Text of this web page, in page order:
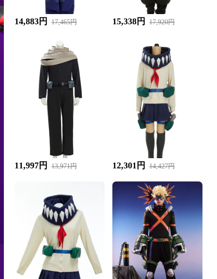
14,883円 17,465円 15,338円 17,920円
11,997円 13,971円 12,301円 14,427円